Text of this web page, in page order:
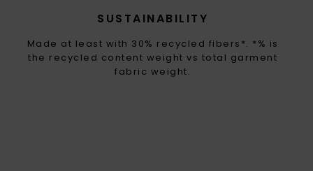
SUSTAINABILITY
Made at least with 30% recycled fibers*. *% is
the recycled content weight vs total garment
fabric weight.